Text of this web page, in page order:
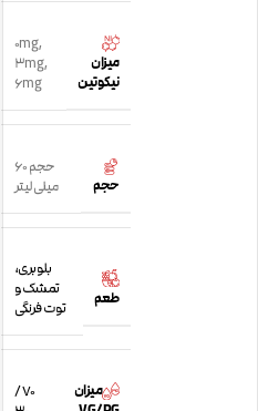
میزان
نیکوتین
0mg,
3mg,
6mg
حجم
حجم 60
میلی لیتر
طعم
بلوبری،
تمشک و
توت فرنگی
میزان
70 /